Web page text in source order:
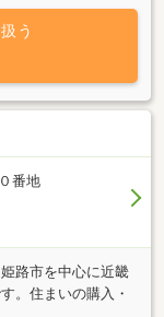
う
番地
路市を中心に近畿
。住まいの購入・